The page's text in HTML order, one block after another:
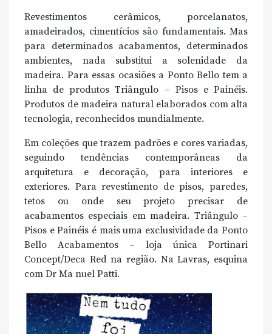
Revestimentos cerâmicos, porcelanatos,
amadeirados, cimentícios são fundamentais. Mas
para determinados acabamentos, determinados
ambientes, nada substitui a solenidade da
madeira. Para essas ocasiões a Ponto Bello tem a
linha de produtos Triângulo – Pisos e Painéis.
Produtos de madeira natural elaborados com alta
tecnologia, reconhecidos mundialmente.
Em coleções que trazem padrões e cores variadas,
seguindo tendências contemporâneas da
arquitetura e decoração, para interiores e
exteriores. Para revestimento de pisos, paredes,
tetos ou onde seu projeto precisar de
acabamentos especiais em madeira. Triângulo –
Pisos e Painéis é mais uma exclusividade da Ponto
Bello Acabamentos – loja única Portinari
Concept/Deca Red na região. Na Lavras, esquina
com Dr Ma nuel Patti.